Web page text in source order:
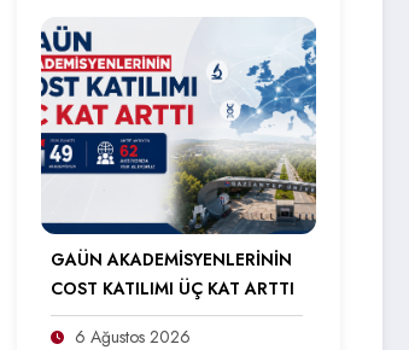
GAÜN AKADEMİSYENLERİNİN
COST KATILIMI ÜÇ KAT ARTTI
6 Ağustos 2026